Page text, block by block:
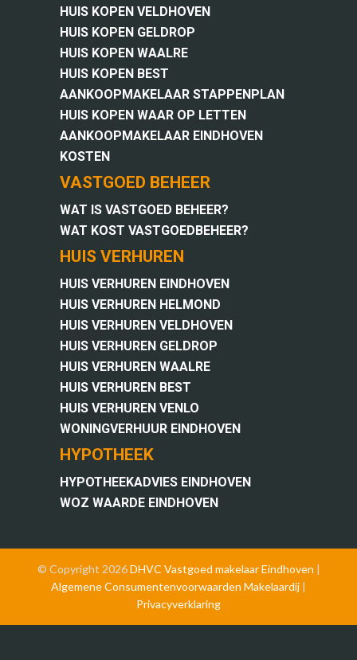
HUIS KOPEN VELDHOVEN
HUIS KOPEN GELDROP
HUIS KOPEN WAALRE
HUIS KOPEN BEST
AANKOOPMAKELAAR STAPPENPLAN
HUIS KOPEN WAAR OP LETTEN
AANKOOPMAKELAAR EINDHOVEN
KOSTEN
VASTGOED BEHEER
WAT IS VASTGOED BEHEER?
WAT KOST VASTGOEDBEHEER?
HUIS VERHUREN
HUIS VERHUREN EINDHOVEN
HUIS VERHUREN HELMOND
HUIS VERHUREN VELDHOVEN
HUIS VERHUREN GELDROP
HUIS VERHUREN WAALRE
HUIS VERHUREN BEST
HUIS VERHUREN VENLO
WONINGVERHUUR EINDHOVEN
HYPOTHEEK
HYPOTHEEKADVIES EINDHOVEN
WOZ WAARDE EINDHOVEN
© Copyright 2026DHVC Vastgoed makelaar Eindhoven |
Algemene Consumentenvoorwaarden Makelaardij |
Privacyverklaring